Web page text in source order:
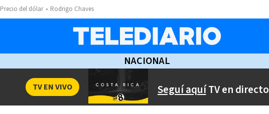
Precio del dólar Rodrigo Chaves
NACIONAL
Seguí aquíTV en directo
TV EN VIVO